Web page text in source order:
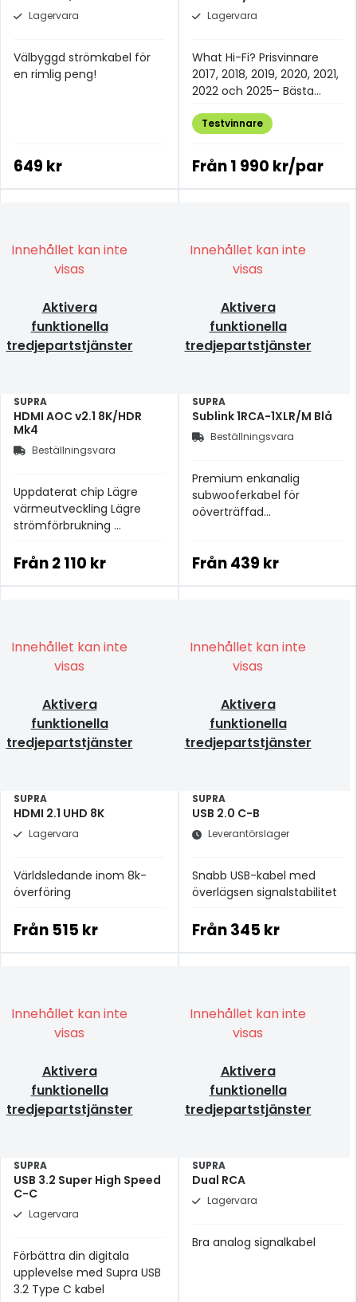
Lagervara
Välbyggd strömkabel för
en rimlig peng!
649 kr
Lagervara
What Hi-Fi? Prisvinnare
2017, 2018, 2019, 2020, 2021,
2022 och 2025– Bästa
£100+.
Testvinnare
Från1 990 kr/par
Innehållet kan inte
visas
Aktivera
funktionella
tredjepartstjänster
SUPRA
HDMI AOC v2.1 8K/HDR
Mk4
Beställningsvara
Uppdaterat chip Lägre
värmeutveckling Lägre
strömförbrukning
kompatibilitet
Från2 110 kr
Innehållet kan inte
visas
Aktivera
funktionella
tredjepartstjänster
SUPRA
Sublink 1RCA-1XLR/M Blå
Beställningsvara
Premium enkanalig
subwooferkabel för
oöverträffad
Från439 kr
Innehållet kan inte
visas
Aktivera
funktionella
tredjepartstjänster
SUPRA
HDMI 2.1 UHD 8K
Lagervara
Världsledande inom 8k-
överföring
Från 515 kr
Innehållet kan inte
visas
Aktivera
funktionella
tredjepartstjänster
SUPRA
USB 2.0 C-B
Leverantörslager
Snabb USB-kabel med
överlägsen signalstabilitet
Från345 kr
Innehållet kan inte
visas
Aktivera
funktionella
tredjepartstjänster
SUPRA
USB 3.2 Super High Speed
C-C
Lagervara
Förbättra din digitala
upplevelse med Supra USB
3.2 Type C kabel
Innehållet kan inte
visas
Aktivera
funktionella
tredjepartstjänster
SUPRA
Dual RCA
Lagervara
Bra analog signalkabel